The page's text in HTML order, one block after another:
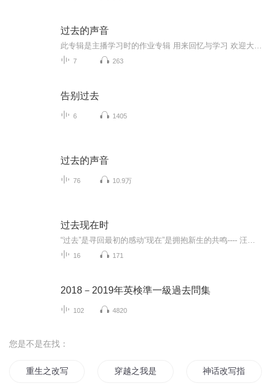
过去的声音
7 263
告别过去
6 1405
过去的声音
76 10.9万
过去现在时
16 171
2018－2019年英検準一級過去問集
102 4820
您是不是在找：
重生之改写传奇人生 穿越之我是写手 神话改写指南